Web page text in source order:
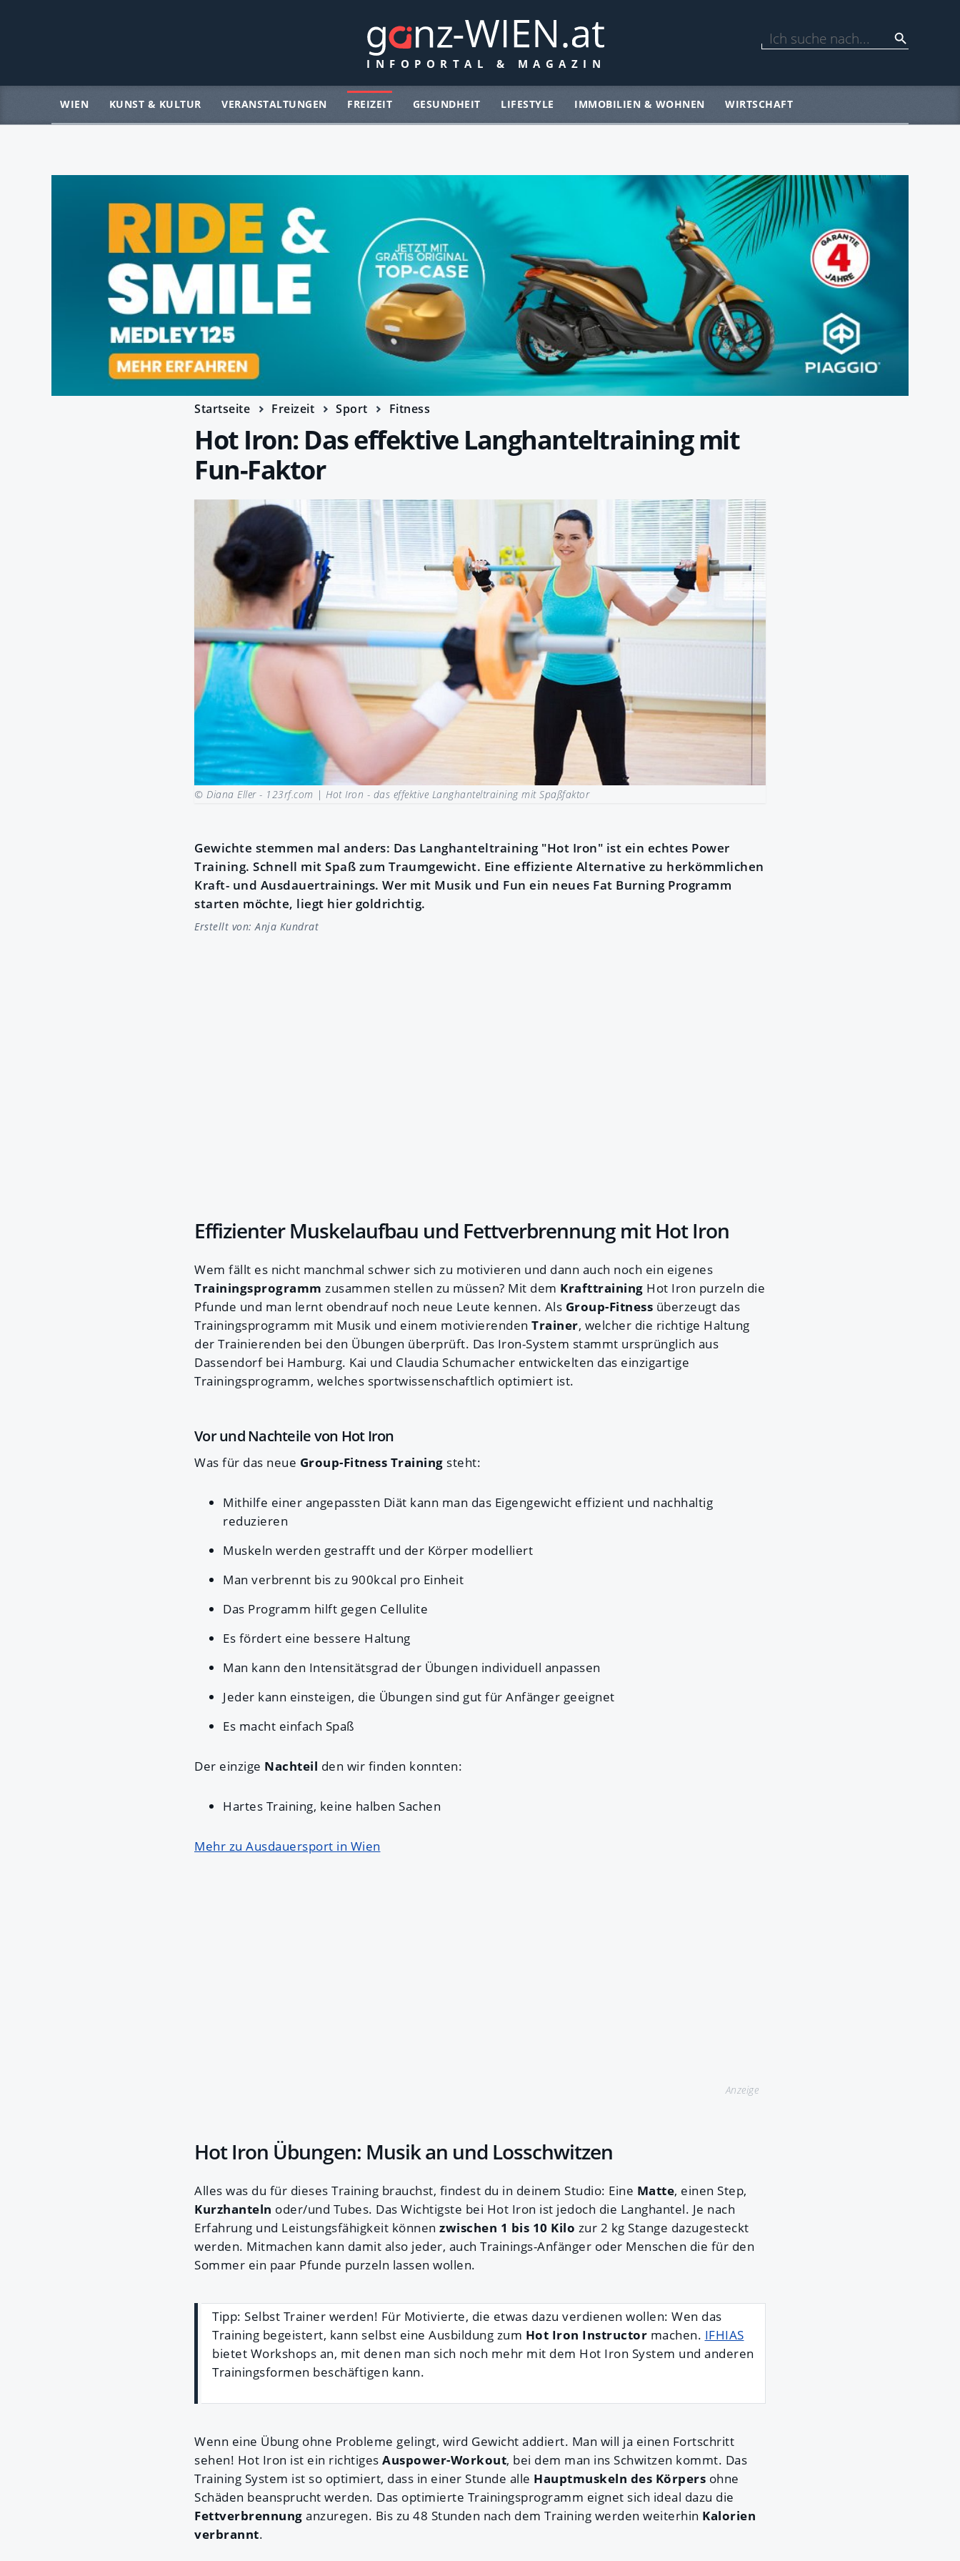
WIEN KUNST & KULTUR VERANSTALTUNGEN FREIZEIT GESUNDHEIT LIFESTYLE IMMOBILIEN & WOHNEN WIRTSCHAFT
Startseite Freizeit Sport Fitness
Hot Iron: Das effektive Langhanteltraining mit
Fun-Faktor
© Diana Eller - 123rf.com | Hot Iron - das effektive Langhanteltraining mit Spaßfaktor
Gewichte stemmen mal anders: Das Langhanteltraining "Hot Iron" ist ein echtes Power
Training. Schnell mit Spaß zum Traumgewicht. Eine effiziente Alternative zu herkömmlichen
Kraft- und Ausdauertrainings. Wer mit Musik und Fun ein neues Fat Burning Programm
starten möchte, liegt hier goldrichtig.
Erstellt von:Anja Kundrat
Effizienter Muskelaufbau und Fettverbrennung mit Hot Iron
Wem fällt es nicht manchmal schwer sich zu motivieren und dann auch noch ein eigenes
Trainingsprogramm zusammen stellen zu müssen? Mit dem Krafttraining Hot Iron purzeln die
Pfunde und man lernt obendrauf noch neue Leute kennen. Als Group-Fitness überzeugt das
Trainingsprogramm mit Musik und einem motivierenden Trainer, welcher die richtige Haltung
der Trainierenden bei den Übungen überprüft. Das Iron-System stammt ursprünglich aus
Dassendorf bei Hamburg. Kai und Claudia Schumacher entwickelten das einzigartige
Trainingsprogramm, welches sportwissenschaftlich optimiert ist.
Vor und Nachteile von Hot Iron
Was für das neue Group-Fitness Training steht:
Mithilfe einer angepassten Diät kann man das Eigengewicht effizient und nachhaltig
reduzieren
Muskeln werden gestrafft und der Körper modelliert
Man verbrennt bis zu 900kcal pro Einheit
Das Programm hilft gegen Cellulite
Es fördert eine bessere Haltung
Man kann den Intensitätsgrad der Übungen individuell anpassen
Jeder kann einsteigen, die Übungen sind gut für Anfänger geeignet
Es macht einfach Spaß
Der einzige Nachteil den wir finden konnten:
Hartes Training, keine halben Sachen
Mehr zu Ausdauersport in Wien
Anzeige
Hot Iron Übungen: Musik an und Losschwitzen
Alles was du für dieses Training brauchst, findest du in deinem Studio: Eine Matte, einen Step,
Kurzhanteln oder/und Tubes. Das Wichtigste bei Hot Iron ist jedoch die Langhantel. Je nach
Erfahrung und Leistungsfähigkeit können zwischen 1 bis 10 Kilo zur 2 kg Stange dazugesteckt
werden. Mitmachen kann damit also jeder, auch Trainings-Anfänger oder Menschen die für den
Sommer ein paar Pfunde purzeln lassen wollen.
Tipp: Selbst Trainer werden! Für Motivierte, die etwas dazu verdienen wollen: Wen das
Training begeistert, kann selbst eine Ausbildung zum Hot Iron Instructor machen. IFHIAS
bietet Workshops an, mit denen man sich noch mehr mit dem Hot Iron System und anderen
Trainingsformen beschäftigen kann.
Wenn eine Übung ohne Probleme gelingt, wird Gewicht addiert. Man will ja einen Fortschritt
sehen! Hot Iron ist ein richtiges Auspower-Workout, bei dem man ins Schwitzen kommt. Das
Training System ist so optimiert, dass in einer Stunde alle Hauptmuskeln des Körpers ohne
Schäden beansprucht werden. Das optimierte Trainingsprogramm eignet sich ideal dazu die
Fettverbrennung anzuregen. Bis zu 48 Stunden nach dem Training werden weiterhin Kalorien
verbrannt.